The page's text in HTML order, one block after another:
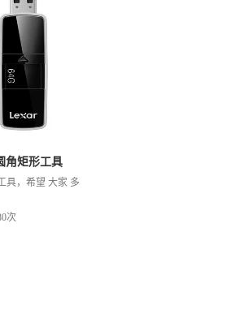
角矩形工具
具，希望 大家 多
次